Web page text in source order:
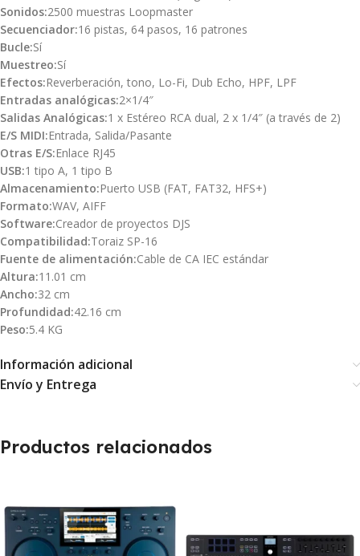
Sonidos:2500 muestras Loopmaster
Secuenciador:16 pistas, 64 pasos, 16 patrones
Bucle:Sí
Muestreo:Sí
Efectos:Reverberación, tono, Lo-Fi, Dub Echo, HPF, LPF
Entradas analógicas:2×1/4″
Salidas Analógicas:1 x Estéreo RCA dual, 2 x 1/4″ (a través de 2)
E/S MIDI:Entrada, Salida/Pasante
Otras E/S:Enlace RJ45
USB:1 tipo A, 1 tipo B
Almacenamiento:Puerto USB (FAT, FAT32, HFS+)
Formato:WAV, AIFF
Software:Creador de proyectos DJS
Compatibilidad:Toraiz SP-16
Fuente de alimentación:Cable de CA IEC estándar
Altura:11.01 cm
Ancho:32 cm
Profundidad:42.16 cm
Peso:5.4 KG
Información adicional
Envío y Entrega
Productos relacionados